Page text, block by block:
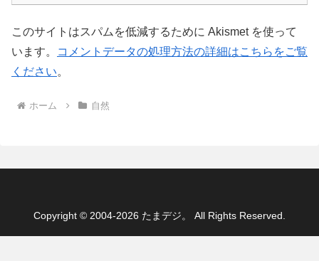
このサイトはスパムを低減するために Akismet を使って
います。
コメントデータの処理方法の詳細はこちらをご覧
ください。
ホーム 自然
Copyright © 2004-2026 たまデジ。 All Rights Reserved.